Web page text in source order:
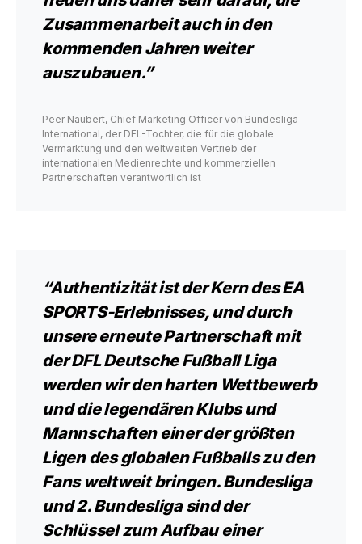
Zusammenarbeit auch in den
kommenden Jahren weiter
auszubauen.”
Peer Naubert, Chief Marketing Officer von Bundesliga
International, der DFL-Tochter, die für die globale
Vermarktung und den weltweiten Vertrieb der
internationalen Medienrechte und kommerziellen
Partnerschaften verantwortlich ist
“Authentizität ist der Kern des EA
SPORTS-Erlebnisses, und durch
unsere erneute Partnerschaft mit
der DFL Deutsche Fußball Liga
werden wir den harten Wettbewerb
und die legendären Klubs und
Mannschaften einer der größten
Ligen des globalen Fußballs zu den
Fans weltweit bringen. Bundesliga
und 2. Bundesliga sind der
Schlüssel zum Aufbau einer